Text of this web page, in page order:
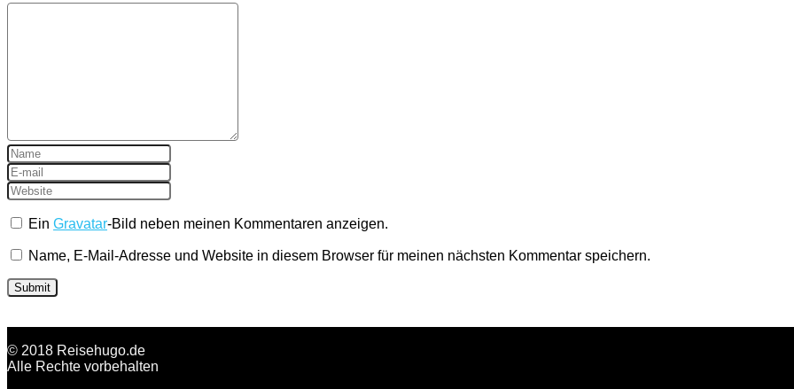
EinGravatar-Bild neben meinen Kommentaren anzeigen.
Name, E-Mail-Adresse und Website in diesem Browser für meinen nächsten Kommentar speichern.
© 2018 Reisehugo.de
Alle Rechte vorbehalten